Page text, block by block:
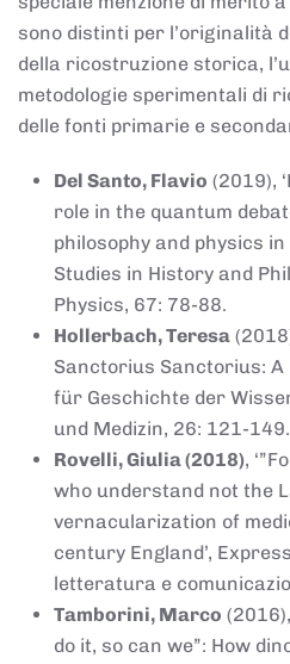
sono distinti per l’originalità
della ricostruzione storica,
metodologie sperimentali di
delle fonti primarie e
Del Santo, Flavio (2019),
role in the quantum
philosophy and physics
Studies in History and
Physics, 67: 78-88.
Hollerbach, Teresa
Sanctorius Sanctorius: A
für Geschichte der
und Medizin, 26: 121-149.
Rovelli, Giulia (2018),
who understand not the
vernacularization of
century England’,
letteratura e
Tamborini, Marco
do it, so can we”: How